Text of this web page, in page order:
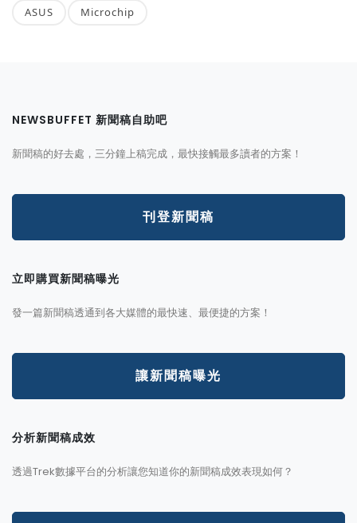
ASUS Microchip
NEWSBUFFET 新聞稿自助吧
新聞稿的好去處，三分鐘上稿完成，最快接觸最多讀者的方案！
刊登新聞稿
立即購買新聞稿曝光
發一篇新聞稿透通到各大媒體的最快速、最便捷的方案！
讓新聞稿曝光
分析新聞稿成效
透過Trek數據平台的分析讓您知道你的新聞稿成效表現如何？